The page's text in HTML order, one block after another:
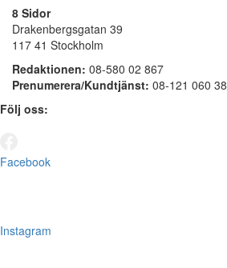
8 Sidor
Drakenbergsgatan 39
117 41 Stockholm
Redaktionen: 08-580 02 867
Prenumerera/Kundtjänst: 08-121 060 38
Följ oss:
Facebook
Instagram